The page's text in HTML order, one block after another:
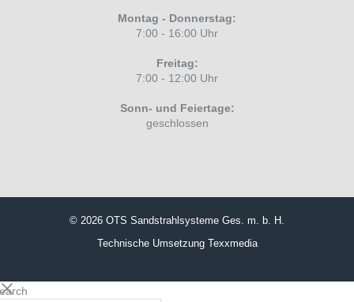
Montag - Donnerstag:
7:00 - 16:00 Uhr
Freitag:
7:00 - 12:00 Uhr
Sonn- und Feiertage:
geschlossen
© 2026 OTS Sandstrahlsysteme Ges. m. b. H.
Technische Umsetzung Texxmedia